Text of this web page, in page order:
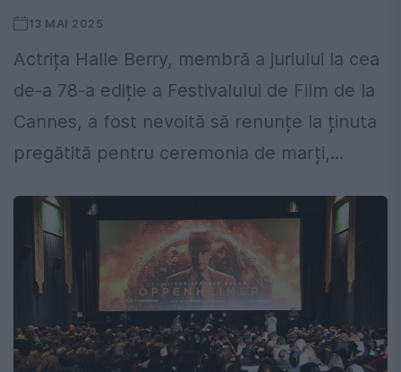
13 MAI 2025
Actrița Halle Berry, membră a juriului la cea
de-a 78-a ediție a Festivalului de Film de la
Cannes, a fost nevoită să renunțe la ținuta
pregătită pentru ceremonia de marți,...